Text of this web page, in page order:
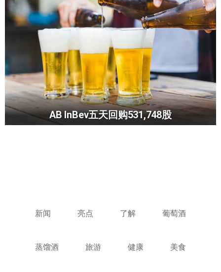
AB InBev五天回购531,748股
新闻 亮点 了解 葡萄酒
蒸馏酒 旅游 健康 美食